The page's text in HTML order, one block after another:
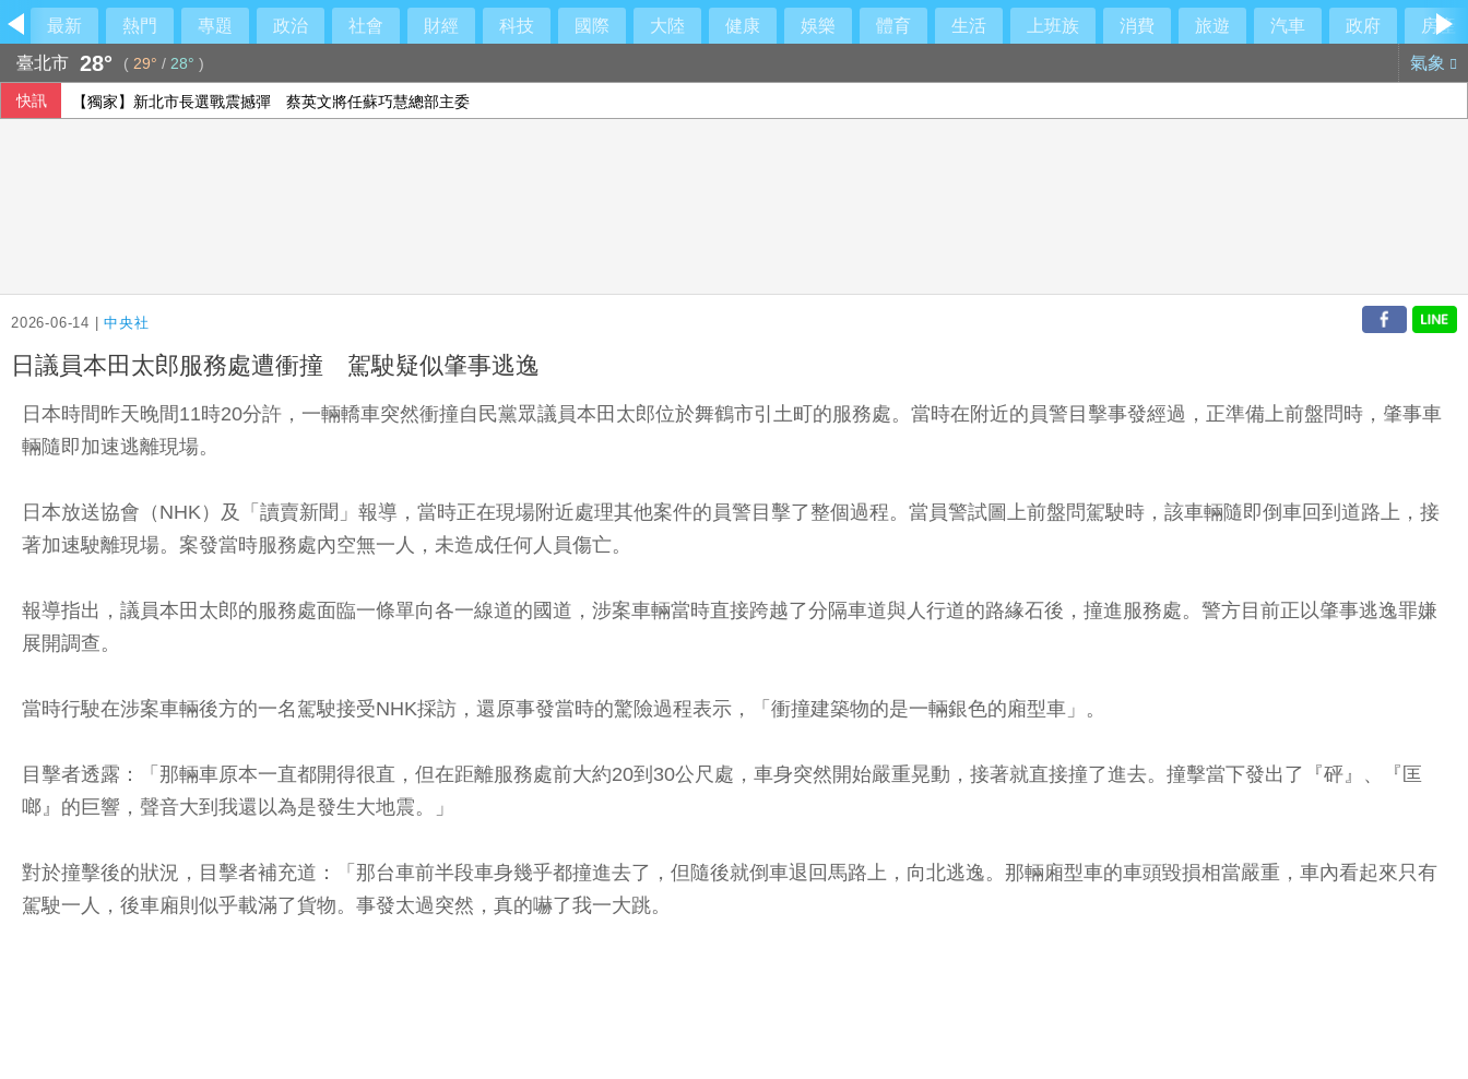
最新 熱門 專題 政治 社會 財經 科技 國際 大陸 健康 娛樂 體育 生活 上班族 消費 旅遊 汽車 政府
房產
臺北市 28° ( 29° / 28° ) 氣象
快訊 【獨家】新北市長選戰震撼彈 蔡英文將任蘇巧慧總部主委
2026-06-14 |中央社
日議員本田太郎服務處遭衝撞 駕駛疑似肇事逃逸
日本時間昨天晚間11時20分許，一輛轎車突然衝撞自民黨眾議員本田太郎位於舞鶴市引土町的服務處。當時在附近的員警目擊事發經過，正準備上前盤問時，肇事車
輛隨即加速逃離現場。
日本放送協會（NHK）及「讀賣新聞」報導，當時正在現場附近處理其他案件的員警目擊了整個過程。當員警試圖上前盤問駕駛時，該車輛隨即倒車回到道路上，接
著加速駛離現場。案發當時服務處內空無一人，未造成任何人員傷亡。
報導指出，議員本田太郎的服務處面臨一條單向各一線道的國道，涉案車輛當時直接跨越了分隔車道與人行道的路緣石後，撞進服務處。警方目前正以肇事逃逸罪嫌
展開調查。
當時行駛在涉案車輛後方的一名駕駛接受NHK採訪，還原事發當時的驚險過程表示，「衝撞建築物的是一輛銀色的廂型車」。
目擊者透露：「那輛車原本一直都開得很直，但在距離服務處前大約20到30公尺處，車身突然開始嚴重晃動，接著就直接撞了進去。撞擊當下發出了『砰』、『匡
啷』的巨響，聲音大到我還以為是發生大地震。」
對於撞擊後的狀況，目擊者補充道：「那台車前半段車身幾乎都撞進去了，但隨後就倒車退回馬路上，向北逃逸。那輛廂型車的車頭毀損相當嚴重，車內看起來只有
駕駛一人，後車廂則似乎載滿了貨物。事發太過突然，真的嚇了我一大跳。